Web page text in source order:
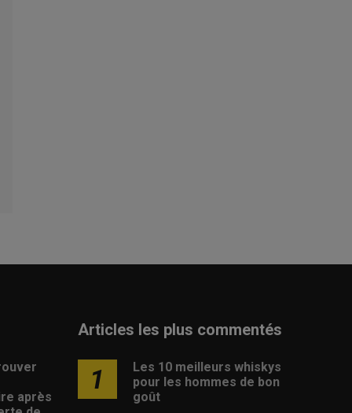
après
Articles les plus commentés
1
Les 10 meilleurs whiskys
pour les hommes de bon
goût